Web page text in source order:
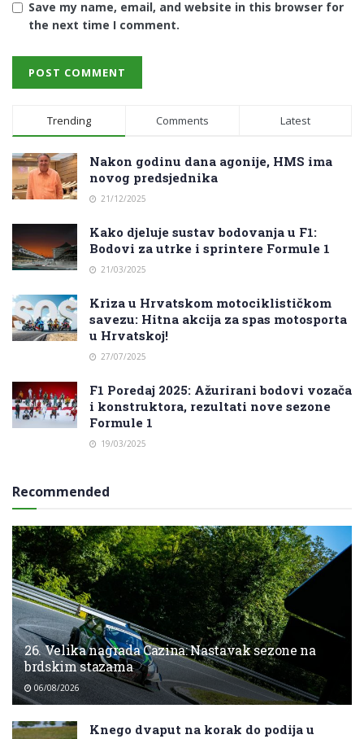
Save my name, email, and website in this browser for
the next time I comment.
Trending Comments Latest
Nakon godinu dana agonije, HMS ima
novog predsjednika
21/12/2025
Kako djeluje sustav bodovanja u F1:
Bodovi za utrke i sprintere Formule 1
21/03/2025
Kriza u Hrvatskom motociklističkom
savezu: Hitna akcija za spas motosporta
u Hrvatskoj!
27/07/2025
F1 Poredaj 2025: Ažurirani bodovi vozača
i konstruktora, rezultati nove sezone
Formule 1
19/03/2025
Recommended
26. Velika nagrada Cazina: Nastavak sezone na
brdskim stazama
06/08/2026
Knego dvaput na korak do podija u